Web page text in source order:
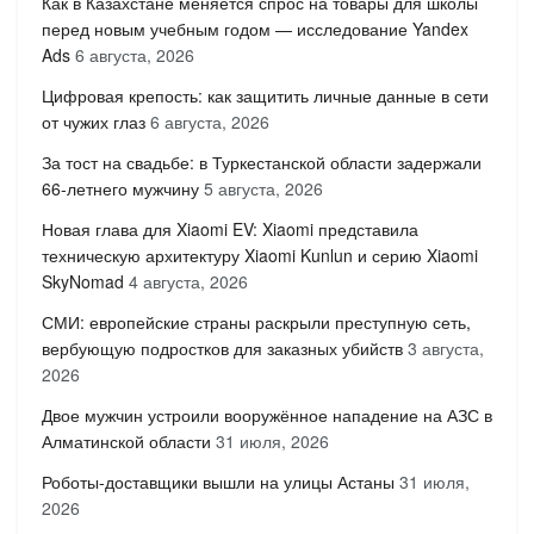
перед новым учебным годом — исследование Yandex
Ads 6 августа, 2026
Цифровая крепость: как защитить личные данные в сети
от чужих глаз 6 августа, 2026
За тост на свадьбе: в Туркестанской области задержали
66-летнего мужчину 5 августа, 2026
Новая глава для Xiaomi EV: Xiaomi представила
техническую архитектуру Xiaomi Kunlun и серию Xiaomi
SkyNomad 4 августа, 2026
СМИ: европейские страны раскрыли преступную сеть,
вербующую подростков для заказных убийств 3 августа,
2026
Двое мужчин устроили вооружённое нападение на АЗС в
Алматинской области 31 июля, 2026
Роботы-доставщики вышли на улицы Астаны 31 июля,
2026